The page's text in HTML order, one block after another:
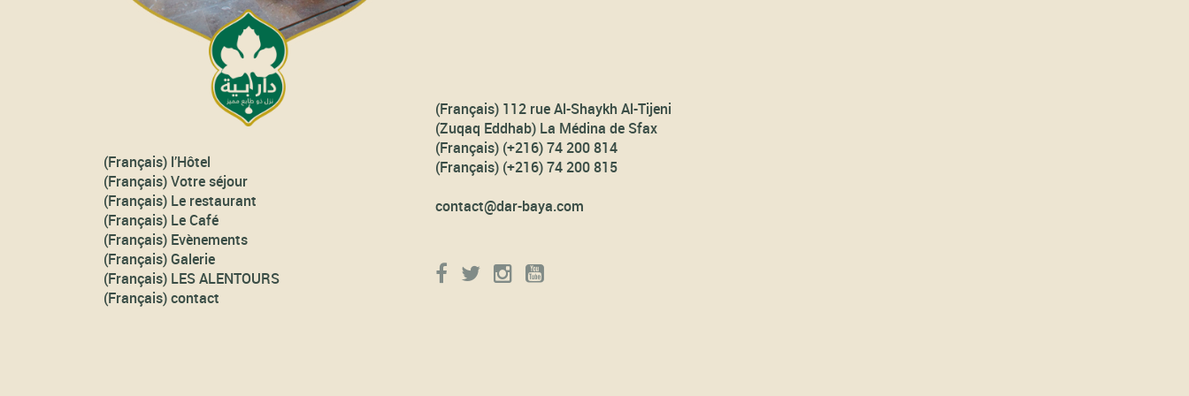
(Français) l’Hôtel
(Français) Votre séjour
(Français) Le restaurant
(Français) Le Café
(Français) Evènements
(Français) Galerie
(Français) LES ALENTOURS
(Français) contact
(Français) 112 rue Al-Shaykh Al-Tijeni
(Zuqaq Eddhab) La Médina de Sfax
(Français) (+216) 74 200 814
(Français) (+216) 74 200 815
contact@dar-baya.com